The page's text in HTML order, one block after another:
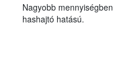
Nagyobb mennyiségben
hashajtó hatású.